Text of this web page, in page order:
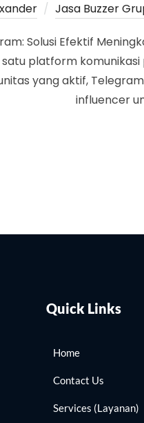
Jasa Buzzer
Solusi Efektif
platform
yang aktif,
influencer
Quick Links
Home
Contact Us
Services (Layanan)